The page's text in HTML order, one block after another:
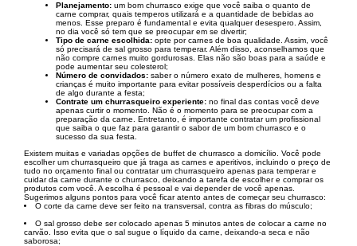
Planejamento: um bom churrasco exige que você saiba o quanto de
carne comprar, quais temperos utilizará e a quantidade de bebidas ao
menos. Esse preparo é fundamental e evita qualquer desespero. Assim,
no dia você só tem que se preocupar em se divertir;
Tipo de carne escolhida: opte por carnes de boa qualidade. Assim, você
só precisará de sal grosso para temperar. Além disso, aconselhamos que
não compre carnes muito gordurosas. Elas não são boas para a saúde e
pode aumentar seu colesterol;
Número de convidados: saber o número exato de mulheres, homens e
crianças é muito importante para evitar possíveis desperdícios ou a falta
de algo durante a festa;
Contrate um churrasqueiro experiente: no final das contas você deve
apenas curtir o momento. Não é o momento para se preocupar com a
preparação da carne. Entretanto, é importante contratar um profissional
que saiba o que faz para garantir o sabor de um bom churrasco e o
sucesso da sua festa.
Existem muitas e variadas opções de buffet de churrasco a domicílio. Você pode
escolher um churrasqueiro que já traga as carnes e aperitivos, incluindo o preço de
tudo no orçamento final ou contratar um churrasqueiro apenas para temperar e
cuidar da carne durante o churrasco, deixando a tarefa de escolher e comprar os
produtos com você. A escolha é pessoal e vai depender de você apenas.
Sugerimos alguns pontos para você ficar atento antes de começar seu churrasco:
O corte da carne deve ser feito na transversal, contra as fibras do músculo;
O sal grosso debe ser colocado apenas 5 minutos antes de colocar a carne no
carvão. Isso evita que o sal sugue o líquido da carne, deixando-a seca e não
saborosa;